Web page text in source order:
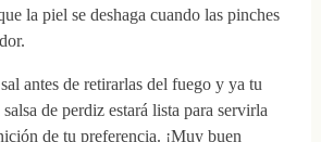
la piel se deshaga cuando las pinches
antes de retirarlas del fuego y ya tu
de perdiz estará lista para servirla
de tu preferencia. ¡Muy buen